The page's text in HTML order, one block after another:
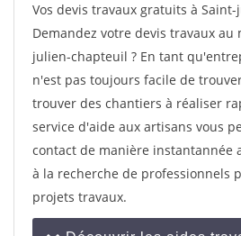
Vos devis travaux gratuits à
Demandez votre devis travaux
julien-chapteuil ? En tant
n'est pas toujours facile de
trouver des chantiers à réaliser
service d'aide aux artisans vous
contact de manière instantannée
à la recherche de professionnels
projets travaux.